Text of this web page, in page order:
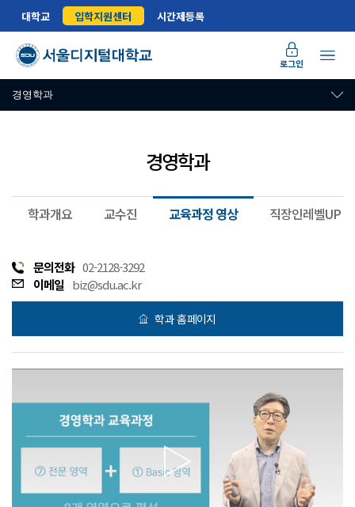
대학교 입학지원센터 시간제등록
로그인
경영학과
경영학과
학과개요 교수진 교육과정 영상 직장인레벨UP
문의전화 02-2128-3292
이메일 biz@sdu.ac.kr
학과 홈페이지